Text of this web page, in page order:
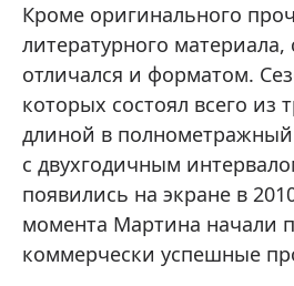
Кроме оригинального
литературного материала,
отличался и форматом.
которых состоял всего из
длиной в
с двухгодичным
появились на экране в
момента Мартина начали
коммерчески успешные